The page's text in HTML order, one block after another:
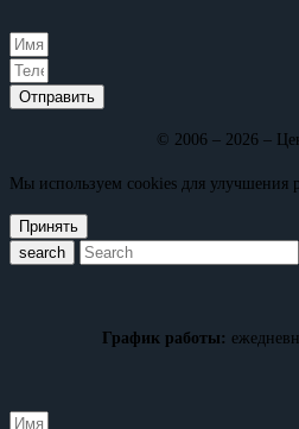
Отправить
© 2006 – 2026 –
Мы используем cookies для улучшения
Принять
search
График работы: